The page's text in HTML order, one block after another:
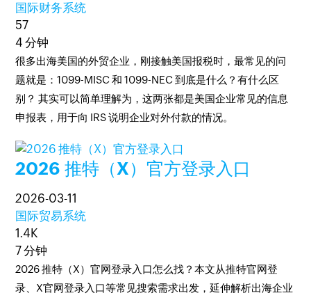
国际财务系统
57
4 分钟
很多出海美国的外贸企业，刚接触美国报税时，最常见的问
题就是：1099-MISC 和 1099-NEC 到底是什么？有什么区
别？ 其实可以简单理解为，这两张都是美国企业常见的信息
申报表，用于向 IRS 说明企业对外付款的情况。
2026 推特（X）官方登录入口
2026-03-11
国际贸易系统
1.4K
7 分钟
2026 推特（X）官网登录入口怎么找？本文从推特官网登
录、X官网登录入口等常见搜索需求出发，延伸解析出海企业